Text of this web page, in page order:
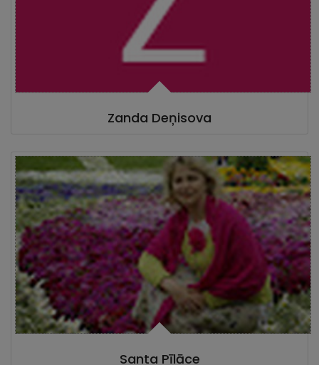
Zanda Deņisova
Santa Pīlāce